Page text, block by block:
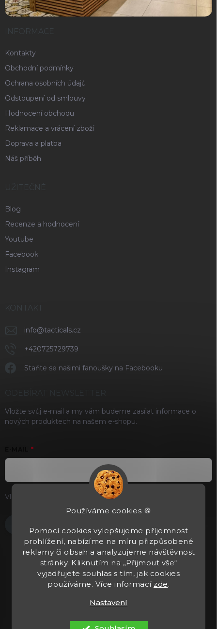
Používáme cookies 🍪
Pomocí cookies vylepšujeme příjemnost
prohlížení, nabízíme na míru přizpůsobené
reklamy či obsah a analyzujeme návštěvnost
stránky. Kliknutím na „Přijmout vše“
vyjadřujete souhlas s tím, jak cookies
používáme. Více informací zde.
Nastavení
INFORMACE
Kontakty
Obchodní podmínky
Ochrana osobních údajů
Odstoupení od smlouvy
Hodnocení obchodu
Reklamace a vrácení zboží
Doprava a platba
Náš příběh
UŽITEČNÉ
Blog
Recenze a hodnocení
Youtube
Facebook
Instagram
KONTAKT
info@tacticals.cz
+420725729739
Staňte se našimi fanoušky na Facebooku
Vložte svůj e-mail a my vám budeme zasílat informace o
nových produktech na našem e-shopu.
Vložením e-mailu souhlasíte spodmínkami ochrany osobních
nastavení cookies